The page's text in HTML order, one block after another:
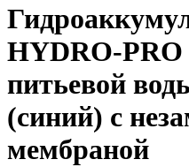
HYDRO-
питьевой
(синий) с
мембраной